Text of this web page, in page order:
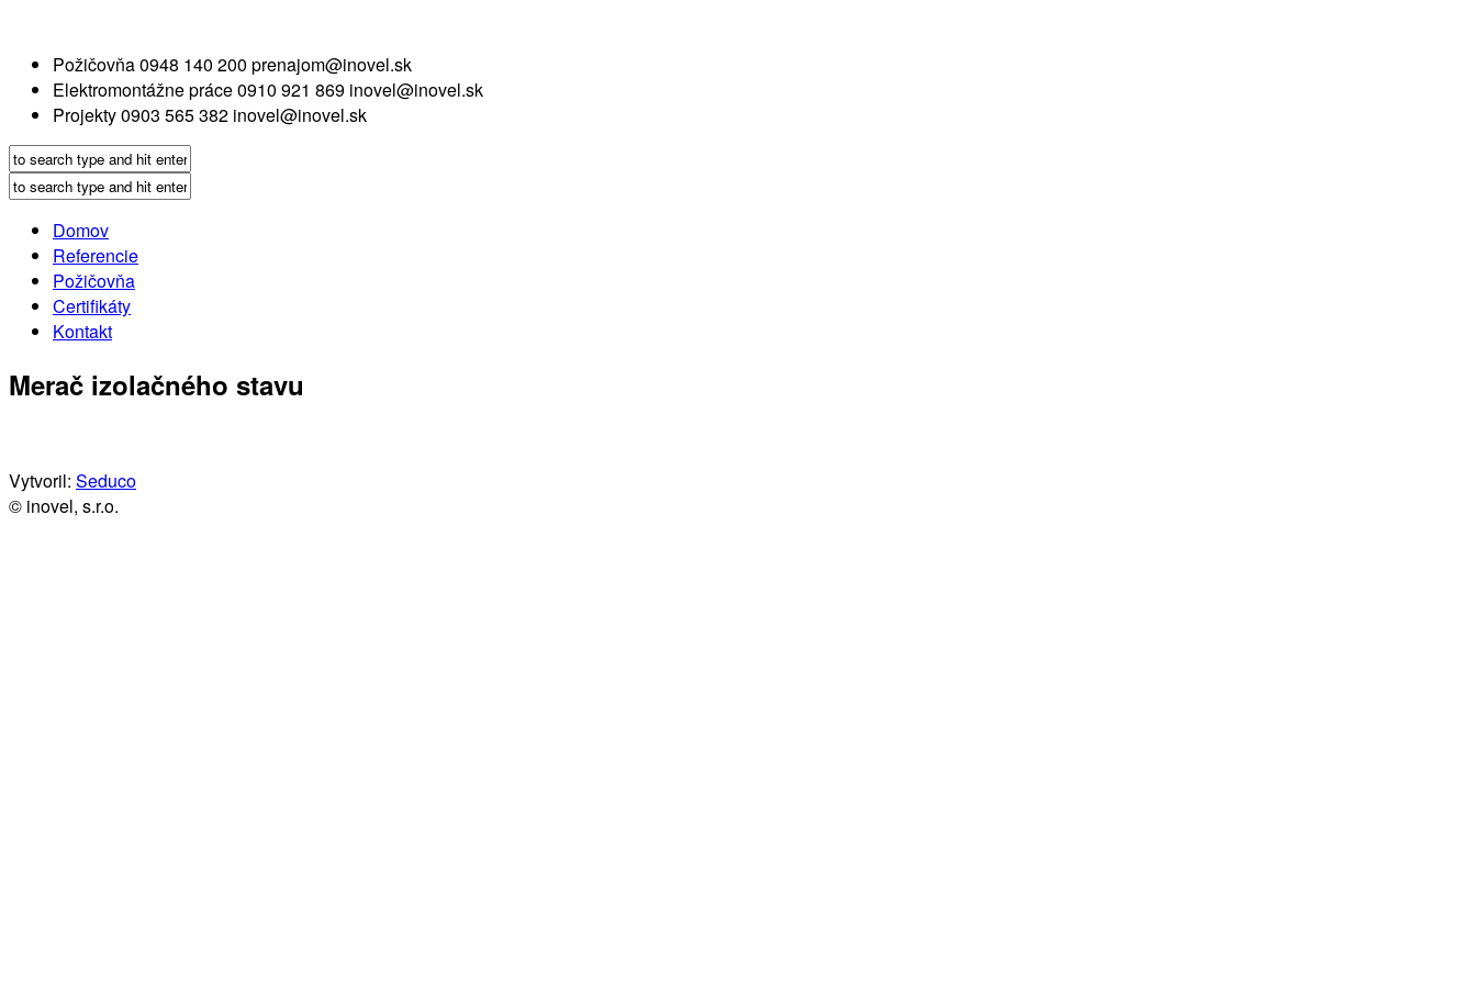
Požičovňa0948 140 200 prenajom@inovel.sk
Elektromontážne práce0910 921 869 inovel@inovel.sk
Projekty0903 565 382 inovel@inovel.sk
Domov
Referencie
Požičovňa
Certifikáty
Kontakt
Merač izolačného stavu
Vytvoril: Seduco
© inovel, s.r.o.